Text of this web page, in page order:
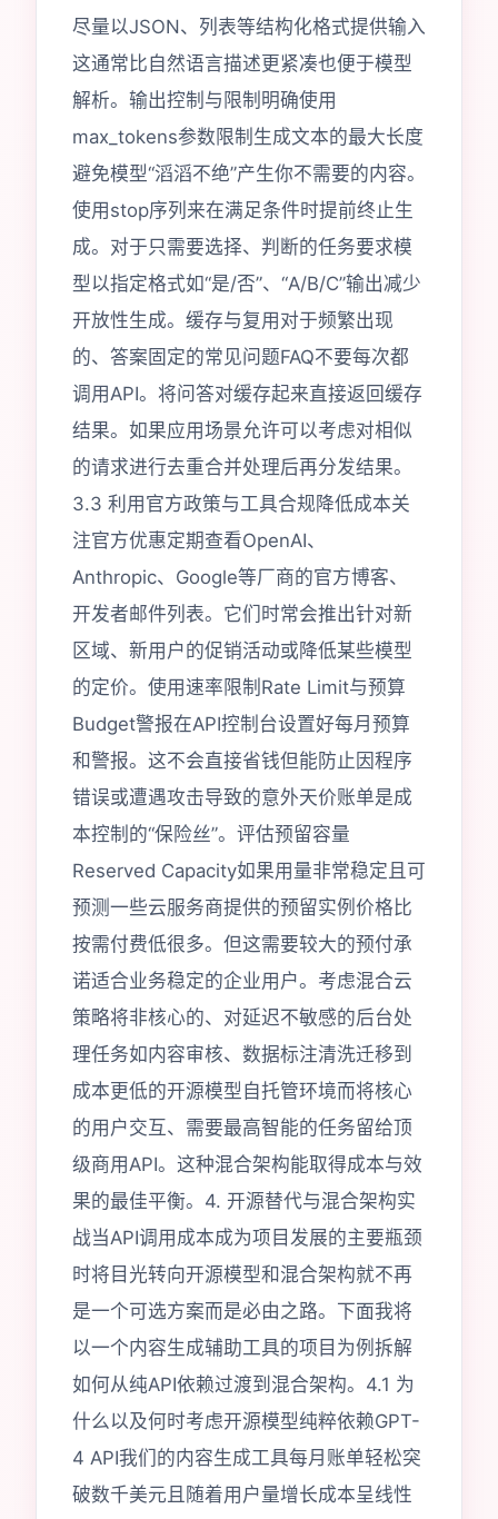
尽量以JSON、列表等结构化格式提供输入
这通常比自然语言描述更紧凑也便于模型
解析。输出控制与限制明确使用
max_tokens参数限制生成文本的最大长度
避免模型“滔滔不绝”产生你不需要的内容。
使用stop序列来在满足条件时提前终止生
成。对于只需要选择、判断的任务要求模
型以指定格式如“是/否”、“A/B/C”输出减少
开放性生成。缓存与复用对于频繁出现
的、答案固定的常见问题FAQ不要每次都
调用API。将问答对缓存起来直接返回缓存
结果。如果应用场景允许可以考虑对相似
的请求进行去重合并处理后再分发结果。
3.3 利用官方政策与工具合规降低成本关
注官方优惠定期查看OpenAI、
Anthropic、Google等厂商的官方博客、
开发者邮件列表。它们时常会推出针对新
区域、新用户的促销活动或降低某些模型
的定价。使用速率限制Rate Limit与预算
Budget警报在API控制台设置好每月预算
和警报。这不会直接省钱但能防止因程序
错误或遭遇攻击导致的意外天价账单是成
本控制的“保险丝”。评估预留容量
Reserved Capacity如果用量非常稳定且可
预测一些云服务商提供的预留实例价格比
按需付费低很多。但这需要较大的预付承
诺适合业务稳定的企业用户。考虑混合云
策略将非核心的、对延迟不敏感的后台处
理任务如内容审核、数据标注清洗迁移到
成本更低的开源模型自托管环境而将核心
的用户交互、需要最高智能的任务留给顶
级商用API。这种混合架构能取得成本与效
果的最佳平衡。4. 开源替代与混合架构实
战当API调用成本成为项目发展的主要瓶颈
时将目光转向开源模型和混合架构就不再
是一个可选方案而是必由之路。下面我将
以一个内容生成辅助工具的项目为例拆解
如何从纯API依赖过渡到混合架构。4.1 为
什么以及何时考虑开源模型纯粹依赖GPT-
4 API我们的内容生成工具每月账单轻松突
破数千美元且随着用户量增长成本呈线性